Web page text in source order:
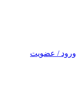
ورود / عضویت